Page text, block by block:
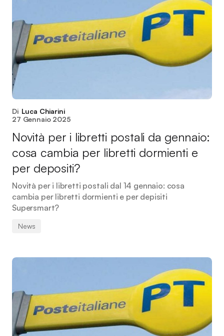
Di Luca Chiarini
27 Gennaio 2025
Novità per i libretti postali da gennaio:
cosa cambia per libretti dormienti e
per depositi?
Novità per i libretti postali dal 14 gennaio: cosa
cambia per libretti dormienti e per depisiti
Supersmart?
News